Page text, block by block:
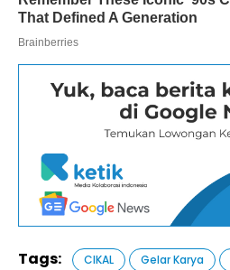
Tags: CIKAL Gelar Karya